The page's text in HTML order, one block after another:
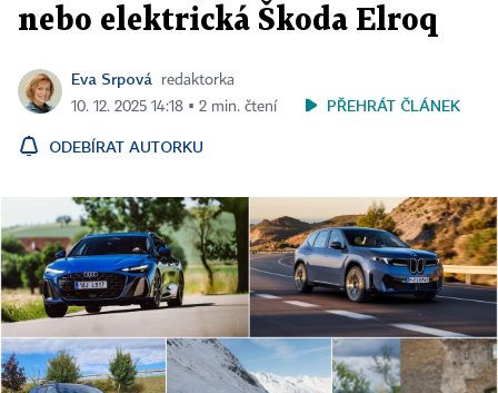
nebo elektrická Škoda Elroq
Eva Srpová
redaktorka
10. 12. 2025 14:18 ▪ 2 min. čtení
PŘEHRÁT ČLÁNEK
ODEBÍRAT AUTORKU